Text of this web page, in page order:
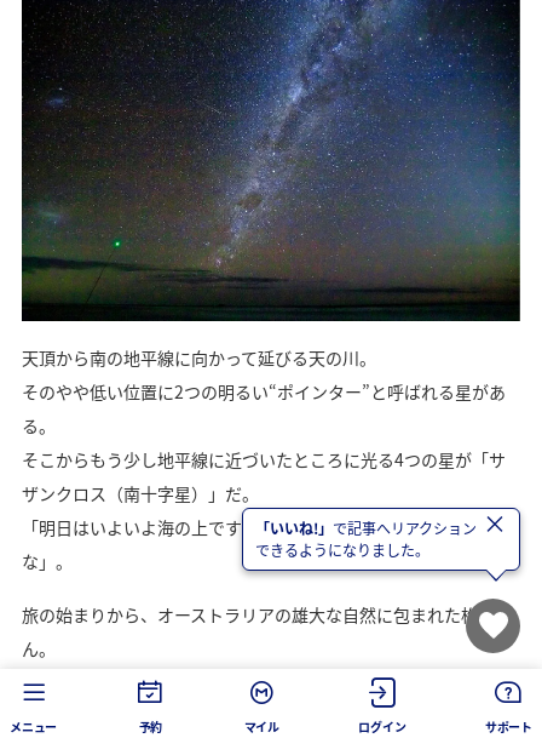
天頂から南の地平線に向かって延びる天の川。
そのやや低い位置に2つの明るい“ポインター”と呼ばれる星があ
る。
そこからもう少し地平線に近づいたところに光る4つの星が「サ
ザンクロス（南十字星）」だ。
「明日はいよいよ海の上ですね。どんな魚が待っているのか
な」。
旅の始まりから、オーストラリアの雄大な自然に包まれた松尾さ
ん。
このあと、クジラも行き交う大海原で、驚くような魚たちと出会
×
「いいね!」 で記事へリアクション
できるようになりました。
メニュー 予約 マイル ログイン サポート